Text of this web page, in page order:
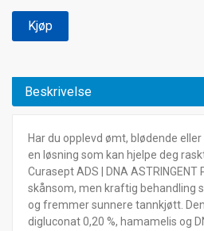
Kjøp
Beskrivelse
Har du opplevd ømt, blødende
en løsning som kan hjelpe deg
Curasept ADS | DNA
skånsom, men kraftig behandling
og fremmer sunnere tannkjøtt.
digluconat 0,20 %, hamamelis og